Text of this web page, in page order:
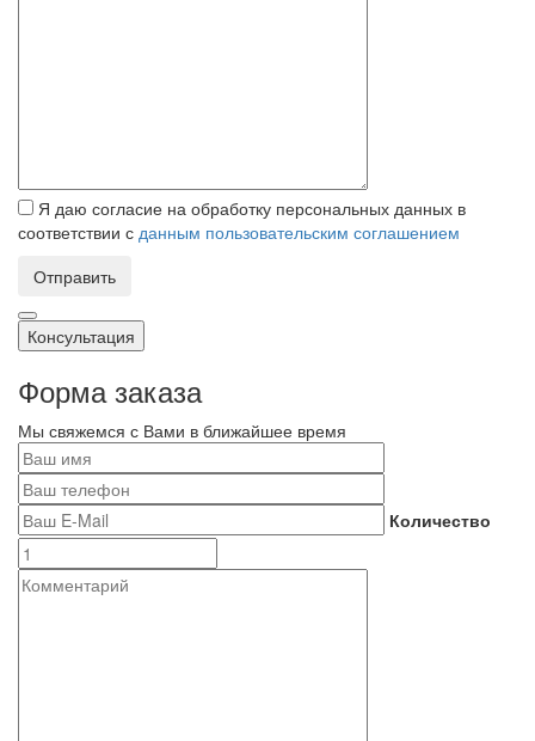
Я даю согласие на обработку персональных данных в
соответствии с данным пользовательским соглашением
Отправить
Консультация
Форма заказа
Мы свяжемся с Вами в ближайшее время
Количество